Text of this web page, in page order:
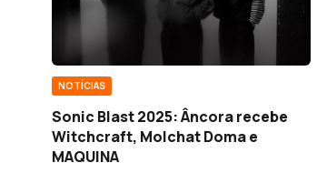
NOTÍCIAS
Sonic Blast 2025: Âncora recebe
Witchcraft, Molchat Doma e
MAQUINA